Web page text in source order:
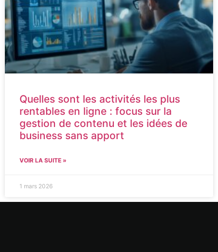
Quelles sont les activités les plus
rentables en ligne : focus sur la
gestion de contenu et les idées de
business sans apport
VOIR LA SUITE »
1 mars 2026